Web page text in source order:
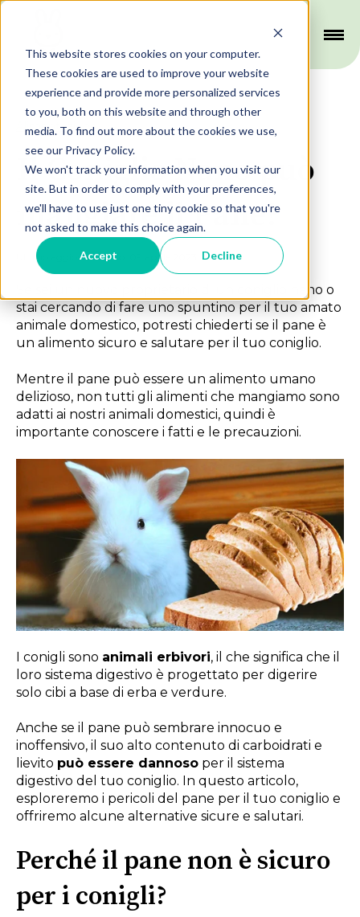
This website stores cookies on your computer.
These cookies are used to improve your website
experience and provide more personalized services
to you, both on this website and through other
media. To find out more about the cookies we use,
see our Privacy Policy.
We won't track your information when you visit our
site. But in order to comply with your preferences,
we'll have to use just one tiny cookie so that you're
not asked to make this choice again.
Accept Decline
Alimentazione
Il Coniglio Nano può
mangiare il Pane?
Ultimo aggiornamento: 09 aprile 2023
Se sei un nuovo proprietario di un coniglio nano o
stai cercando di fare uno spuntino per il tuo amato
animale domestico, potresti chiederti se il pane è
un alimento sicuro e salutare per il tuo coniglio.
Mentre il pane può essere un alimento umano
delizioso, non tutti gli alimenti che mangiamo sono
adatti ai nostri animali domestici, quindi è
importante conoscere i fatti e le precauzioni.
I conigli sono animali erbivori, il che significa che il
loro sistema digestivo è progettato per digerire
solo cibi a base di erba e verdure.
Anche se il pane può sembrare innocuo e
inoffensivo, il suo alto contenuto di carboidrati e
lievito può essere dannoso per il sistema
digestivo del tuo coniglio. In questo articolo,
esploreremo i pericoli del pane per il tuo coniglio e
offriremo alcune alternative sicure e salutari.
Perché il pane non è sicuro
per i conigli?